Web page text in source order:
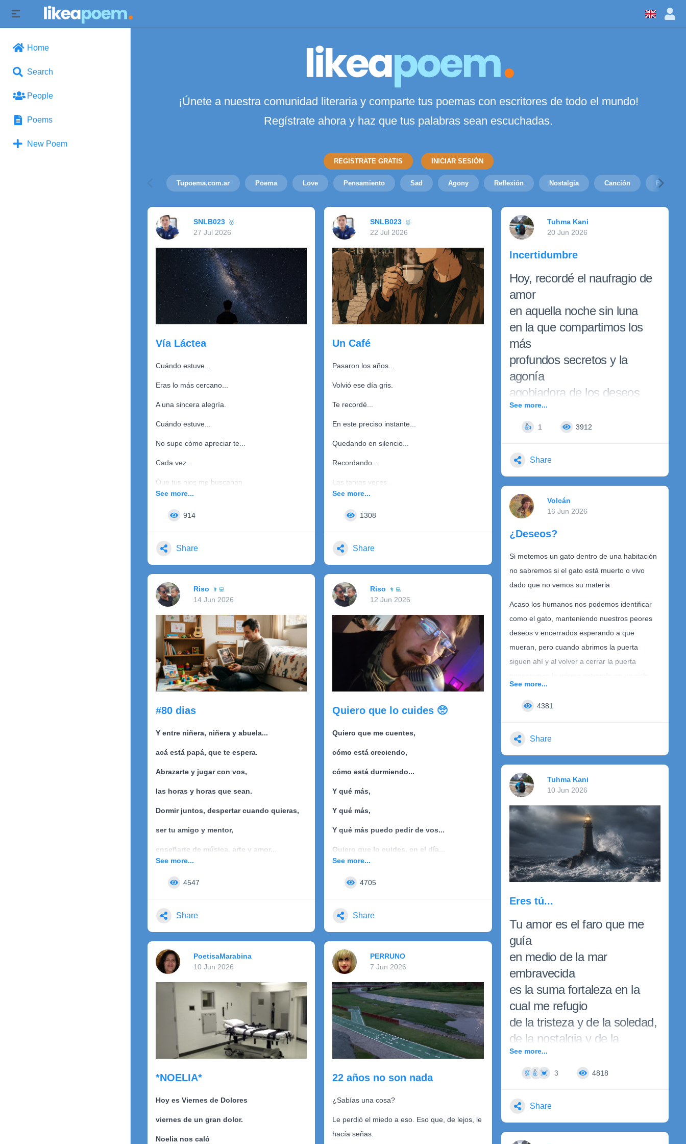
Home
Search
People
Poems
New Poem
¡Únete a nuestra comunidad literaria y comparte tus poemas con escritores de todo el mundo!
Regístrate ahora y haz que tus palabras sean escuchadas.
REGISTRATE GRATIS INICIAR SESIÓN
Tupoema.com.ar Poema Love Pensamiento Sad Agony Reflexión Nostalgia Canción Bronca
SNLB023 🥇
27 Jul 2026
Vía Láctea
Cuándo estuve...
Eras lo más cercano...
A una sincera alegría.
Cuándo estuve...
No supe cómo apreciar te...
Cada vez...
Que tus ojos me buscaban.
Fuiste lo que es amar...
Volvía a esconder me...
Por temor a romper,
Lo que a ambos, nos juntaba.
Cuándo estuve...
Me moría por hacerte ver...
Lo que es la vía láctea...
A través de mis sentimientos.
Autor: (SNLB023) Santiago Nahuel Lopez
Brito.
Lunes 27 de Julio del 2026, Tucumán,
See more...
914
Share
SNLB023 🥇
22 Jul 2026
Un Café
Pasaron los años...
Volvió ese día gris.
Te recordé...
En este preciso instante...
Quedando en silencio...
Recordando...
Las tantas veces...
Tomando un café...
Una historia bonita de antes.
El naufragio de recuerdos...
Viene hacía mi...
Quitándome el poco aire.
De saber que ya no estás aquí.
Vuelvo a mi momento.
See more...
1308
Share
Tuhma Kani
20 Jun 2026
Incertidumbre
Hoy, recordé el naufragio de
amor
en aquella noche sin luna
en la que compartimos los
más
profundos secretos y la
agonía
agobiadora de los deseos
Cómo se pasa el tiempo
y aún desconocemos
que hay detrás de mí,
de tí...de nosotros
Y pensar que ese tiempo
que hemos vivido
y no lo volveremos a vivir
¿Incertidumbre de existencia
continua?
No lo sé...pero
¡hoy es un nuevo día!
Tuhma Kani
See more...
👍 1 3912
Share
Volcán
16 Jun 2026
¿Deseos?
Si metemos un gato dentro de una habitación
no sabremos si el gato está muerto o vivo
dado que no vemos su materia
Acaso los humanos nos podemos identificar
como el gato, manteniendo nuestros peores
deseos v encerrados esperando a que
mueran, pero cuando abrimos la puerta
siguen ahí y al volver a cerrar la puerta
pensaremos lo mismo entrando en un ciclo
desaparezcan al abrir la puerta pero siempre
degenerado de nuestro ser?
See more...
4381
Share
Riso 👨‍💻
14 Jun 2026
#80 dias
Y entre niñera, niñera y abuela...
acá está papá, que te espera.
Abrazarte y jugar con vos,
las horas y horas que sean.
Dormir juntos, despertar cuando quieras,
ser tu amigo y mentor,
enseñarte de música, arte y amor...
La semana que viene nos vemos mi amor.
See more...
4547
Share
Riso 👨‍💻
12 Jun 2026
Quiero que lo cuides 🥺
Quiero que me cuentes,
cómo está creciendo,
cómo está durmiendo...
Y qué más,
Y qué más,
Y qué más puedo pedir de vos...
Quiero que lo cuides, en el día...
Y qué más,
See more...
4705
Share
Tuhma Kani
10 Jun 2026
Eres tú...
Tu amor es el faro que me
guía
en medio de la mar
embravecida
es la suma fortaleza en la
cual me refugio
de la tristeza y de la soledad,
de la nostalgia y de la
melancolía.
que me impulsa a seguir
adelante
por la solitaria y serpenteante
See more...
💯 👍 💓 3 4818
Share
PoetisaMarabina
10 Jun 2026
*NOELIA*
Hoy es Viernes de Dolores
viernes de un gran dolor.
Noelia nos caló
PERRUNO
7 Jun 2026
22 años no son nada
¿Sabías una cosa?
Le perdió el miedo a eso. Eso que, de lejos, le
hacía señas.